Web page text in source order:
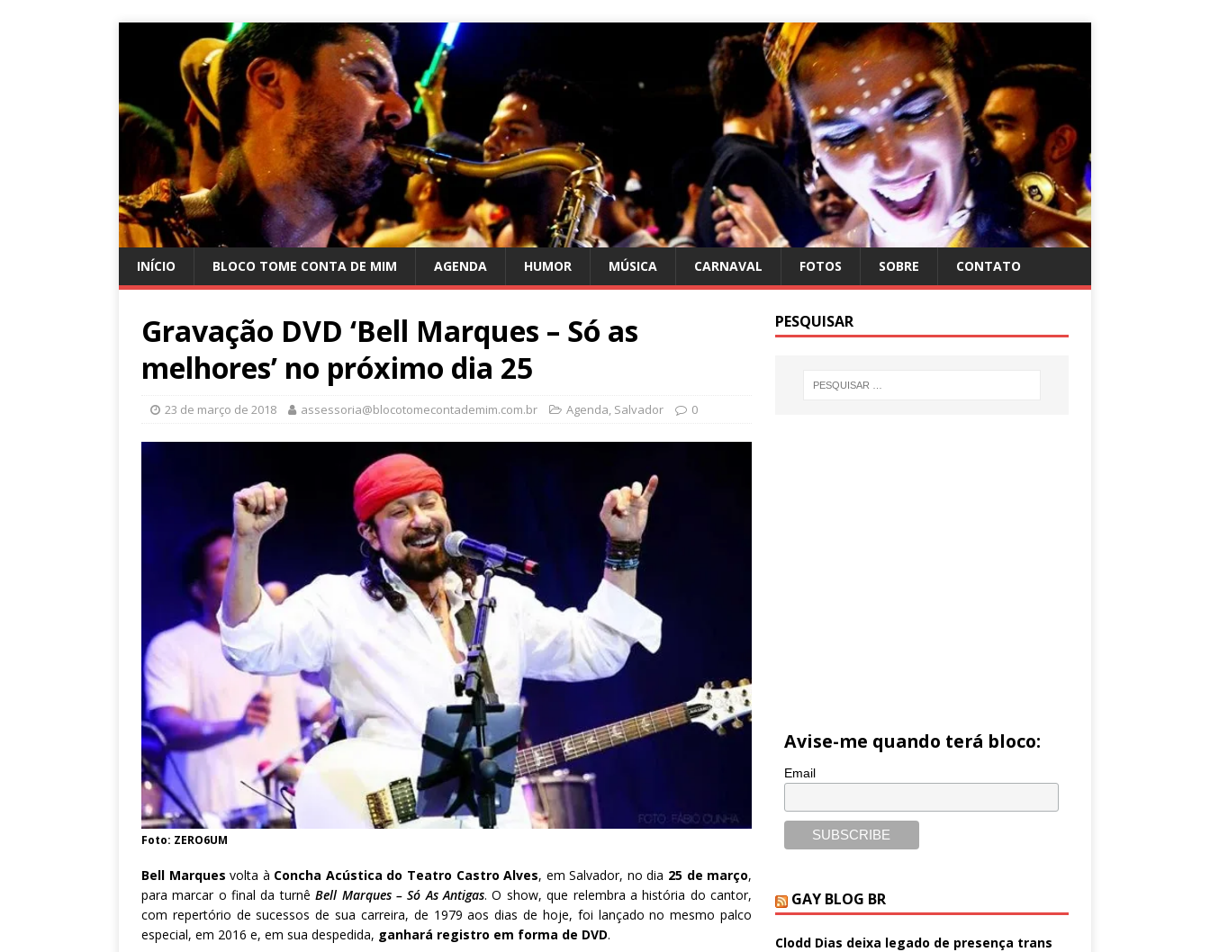
INÍCIO BLOCO TOME CONTA DE MIM AGENDA HUMOR MÚSICA CARNAVAL FOTOS SOBRE CONTATO
Gravação DVD ‘Bell Marques – Só as
melhores’ no próximo dia 25
23 de março de 2018 assessoria@blocotomecontademim.com.br Agenda, Salvador 0
Foto: ZERO6UM
Bell Marques volta à Concha Acústica do Teatro Castro Alves, em Salvador, no dia 25 de março,
para marcar o final da turnêBell Marques – Só As Antigas. O show, que relembra a história do cantor,
com repertório de sucessos de sua carreira, de 1979 aos dias de hoje, foi lançado no mesmo palco
especial, em 2016 e, em sua despedida, ganhará registro em forma de DVD.
PESQUISAR
Avise-me quando terá bloco:
Email
GAY BLOG BR
Clodd Dias deixa legado de presença trans